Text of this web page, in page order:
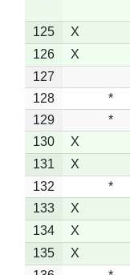
125 X
126
X
127
128
*
129
*
130
X
131
X
132
*
133
X
134
X
135
X